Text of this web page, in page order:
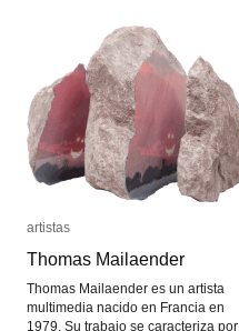
artistas
Thomas Mailaender
Thomas Mailaender es un artista
multimedia nacido en Francia en
1979. Su trabajo se caracteriza por
artistas
Thomas Mailaender